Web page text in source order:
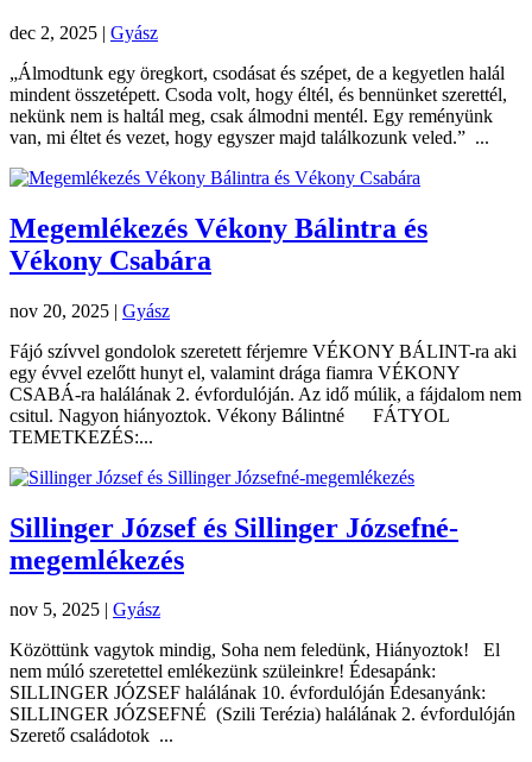
dec 2, 2025 | Gyász
„Álmodtunk egy öregkort, csodásat és szépet, de a kegyetlen halál
mindent összetépett. Csoda volt, hogy éltél, és bennünket szerettél,
nekünk nem is haltál meg, csak álmodni mentél. Egy reményünk
van, mi éltet és vezet, hogy egyszer majd találkozunk veled.” ...
Megemlékezés Vékony Bálintra és
Vékony Csabára
nov 20, 2025 | Gyász
Fájó szívvel gondolok szeretett férjemre VÉKONY BÁLINT-ra aki
egy évvel ezelőtt hunyt el, valamint drága fiamra VÉKONY
CSABÁ-ra halálának 2. évfordulóján. Az idő múlik, a fájdalom nem
csitul. Nagyon hiányoztok. Vékony Bálintné FÁTYOL
TEMETKEZÉS:...
Sillinger József és Sillinger Józsefné-
megemlékezés
nov 5, 2025 | Gyász
Közöttünk vagytok mindig, Soha nem feledünk, Hiányoztok! El
nem múló szeretettel emlékezünk szüleinkre! Édesapánk:
SILLINGER JÓZSEF halálának 10. évfordulóján Édesanyánk:
SILLINGER JÓZSEFNÉ (Szili Terézia) halálának 2. évfordulóján
Szerető családotok ...